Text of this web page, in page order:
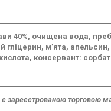
40%, очищена вода,
гліцерин, м’ята,
консервант:
зареєстрованою торговою